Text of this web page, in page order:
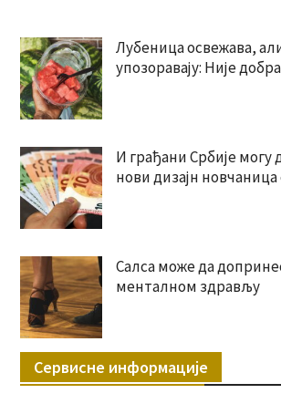
Лубеница освежава,
упозоравају: Није
И грађани Србије могу
нови дизајн новчаница
Салса може да
менталном здрављу
Сервисне информације